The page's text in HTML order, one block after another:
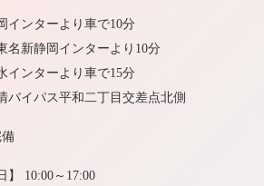
インターより車で10分
名新静岡インターより10分
インターより車で15分
バイパス平和二丁目交差点北側
備
】 10:00～17:00